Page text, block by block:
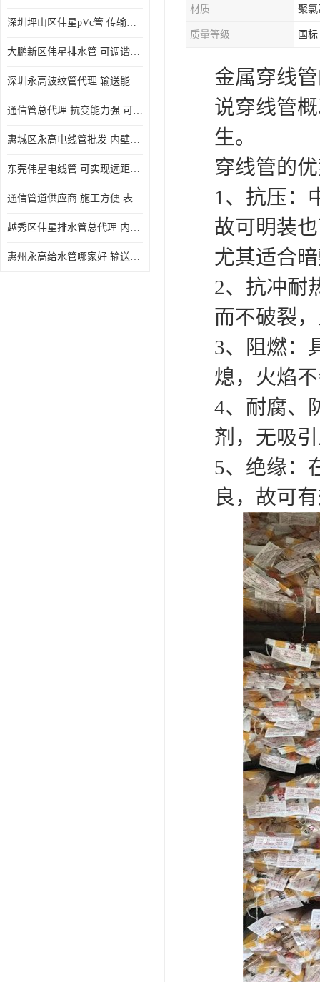
深圳坪山区伟星pVc管 传输损耗小 频率稳定性好
大鹏新区伟星排水管 可调谐性好 大功率 效率高
深圳永高波纹管代理 输送能力强 可以承受高温
通信管总代理 抗变能力强 可耐强震 扭曲
惠城区永高电线管批发 内壁光滑 抗震性能好
东莞伟星电线管 可实现远距离通信 频率稳定性好
通信管道供应商 施工方便 表面电阻系数大
越秀区伟星排水管总代理 内部表面光滑 大功率 效率高
惠州永高给水管哪家好 输送能力强 方便施工和运输
材质 聚氯
质量等级 国标
金属穿线
说穿线管
生。
穿线管的
1、抗压：
故可明装
尤其适合
2、抗冲耐
而不破裂
3、阻燃：
熄，火焰
4、耐腐、
剂，无吸
5、绝缘：
良，故可